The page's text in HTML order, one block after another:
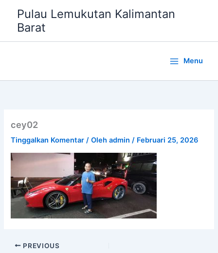
konten
Pulau Lemukutan Kalimantan
Barat
Menu
cey02
Tinggalkan Komentar / Olehadmin/ Februari 25, 2026
PREVIOUS